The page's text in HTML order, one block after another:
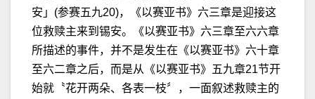
安」(参赛五九20)，《以赛亚书》六三章是迎接这
位救赎主来到锡安。《以赛亚书》六三章至六六章
所描述的事件，并不是发生在《以赛亚书》六十章
至六二章之后，而是从《以赛亚书》五九章21节开
始就〝花开两朵、各表一枝〞，一面叙述救赎主的